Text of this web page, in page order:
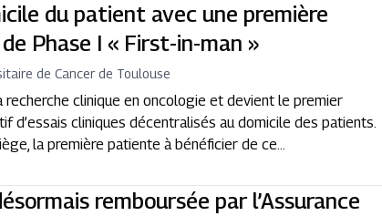
du patient avec une première
Phase I « First-in-man »
de Cancer de Toulouse
recherche clinique en oncologie et devient le premier
d’essais cliniques décentralisés au domicile des patients.
la première patiente à bénéficier de ce...
remboursée par l’Assurance